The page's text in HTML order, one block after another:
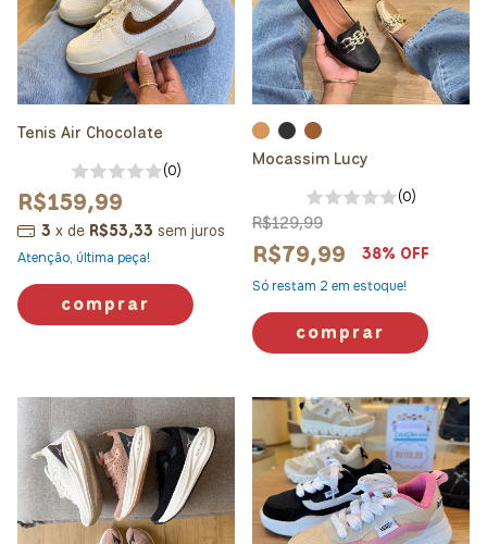
Tenis Air Chocolate
(0)
R$159,99
3 x de R$53,33 sem juros
Atenção, última peça!
comprar
Mocassim Lucy
(0)
R$79,99
R$129,99
38% OFF
Só restam 2 em estoque!
comprar